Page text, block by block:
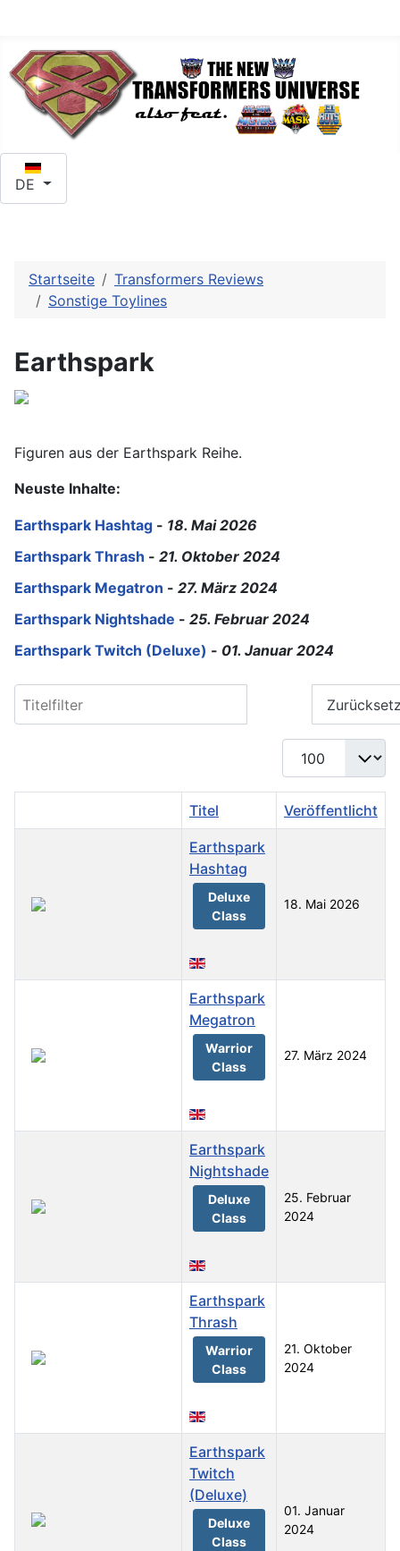
Sprache auswählen
DE
Startseite
Transformers Reviews
Sonstige Toylines
Earthspark
Figuren aus der Earthspark Reihe.
Neuste Inhalte:
Earthspark Hashtag - 18. Mai 2026
Earthspark Thrash - 21. Oktober 2024
Earthspark Megatron - 27. März 2024
Earthspark Nightshade - 25. Februar 2024
Earthspark Twitch (Deluxe) - 01. Januar 2024
Anzeige #
Titel Veröffentlicht
Earthspark
Hashtag
Deluxe
Class
18. Mai 2026
Earthspark
Megatron
Warrior
Class
27. März 2024
Earthspark
Nightshade
Deluxe
Class
25. Februar
2024
Earthspark
Thrash
Warrior
Class
21. Oktober
2024
Earthspark
Twitch
(Deluxe)
Deluxe
Class
01. Januar
2024